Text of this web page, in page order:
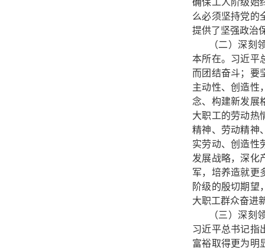
确保工人阶级始
么必须坚持党的
提供了坚强政治
（二）深刻
本所在。习近平
而团结奋斗；要
主动性、创造性
念、构建新发展
大职工的劳动热
精神、劳动精神
实劳动、创造性
发展战略，深化
军，培养造就更
阶级的殷切期望
大职工群众奋进
（三）深刻
习近平总书记指
富裕取得更为明